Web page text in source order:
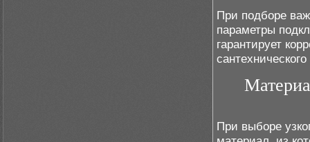
При подборе
параметры
гарантирует
При выборе